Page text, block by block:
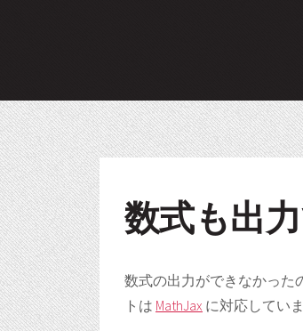
数式も出
数式の出力ができなかった
トは MathJax に対応していま